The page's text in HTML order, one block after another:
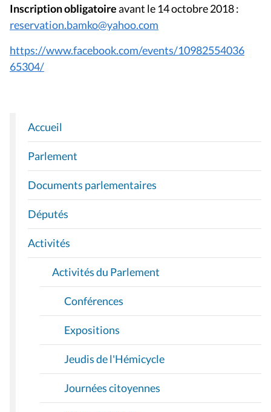
Inscription obligatoireavant le 14 octobre 2018 :
reservation.bamko@yahoo.com
https://www.facebook.com/events/10982554036
65304/
N
A
V
I
G
A
T
I
O
Accueil
Parlement
Documents parlementaires
Députés
Activités
Activités du Parlement
Conférences
Expositions
Jeudis de l'Hémicycle
Journées citoyennes